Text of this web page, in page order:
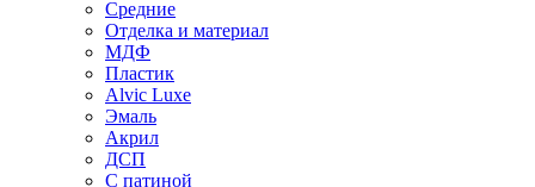
Средние
Отделка и материал
МДФ
Пластик
Alvic Luxe
Эмаль
Акрил
ДСП
С патиной